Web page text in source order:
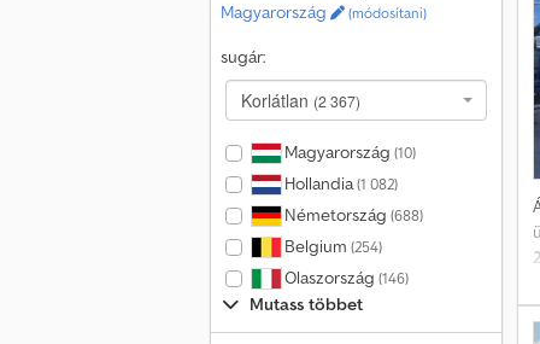
Magyarország
(módosítani)
sugár:
Korlátlan (2 367)
Magyarország (10)
Hollandia(1 082)
Németország (688)
Belgium (254)
Olaszország (146)
Mutass többet